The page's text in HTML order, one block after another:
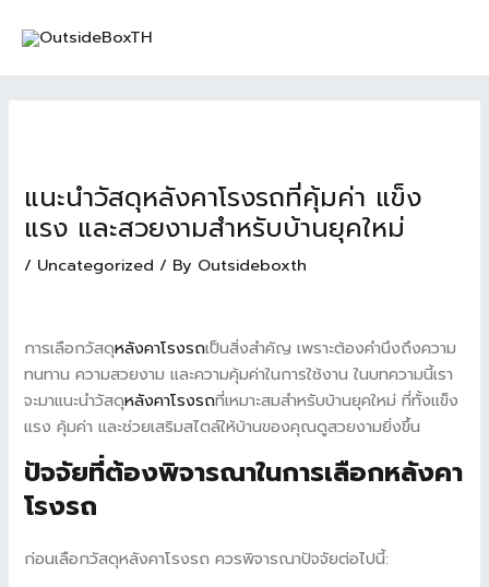
แนะนำวัสดุหลังคาโรงรถที่คุ้มค่า แข็ง
แรง และสวยงามสำหรับบ้านยุคใหม่
/ Uncategorized / By Outsideboxth
การเลือกวัสดุหลังคาโรงรถเป็นสิ่งสำคัญ เพราะต้องคำนึงถึงความ
ทนทาน ความสวยงาม และความคุ้มค่าในการใช้งาน ในบทความนี้เรา
จะมาแนะนำวัสดุหลังคาโรงรถที่เหมาะสมสำหรับบ้านยุคใหม่ ที่ทั้งแข็ง
แรง คุ้มค่า และช่วยเสริมสไตล์ให้บ้านของคุณดูสวยงามยิ่งขึ้น
ปัจจัยที่ต้องพิจารณาในการเลือกหลังคา
โรงรถ
ก่อนเลือกวัสดุหลังคาโรงรถ ควรพิจารณาปัจจัยต่อไปนี้:
navigation